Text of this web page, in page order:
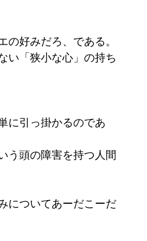
好みだろ、である。
い「狭小な心」の持ち
に引っ掛かるのであ
う頭の障害を持つ人間
についてあーだこーだ